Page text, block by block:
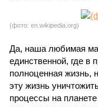
(фото: en.wikipedia.org)
Да, наша любимая
единственной, где в
полноценная жизнь,
эту жизнь
процессы на